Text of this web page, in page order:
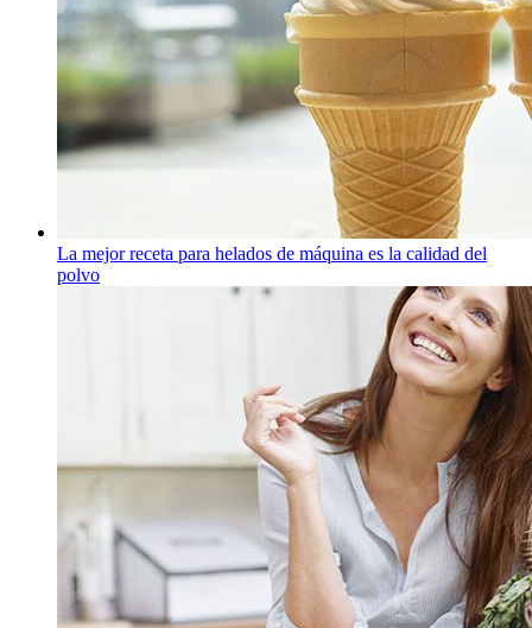
La mejor receta para helados de máquina es la calidad del
polvo